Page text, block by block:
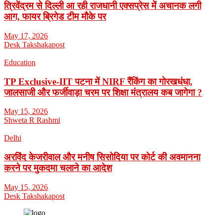
त्रिवेंद्रम से दिल्ली आ रही राजधानी एक्सप्रेस में अचानक लगी
आग, फायर ब्रिगेड टीम मौके पर
May 17, 2026
Desk Takshakapost
Education
TP Exclusive-IIT पटना में NIRF रैंकिंग का गोरखधंधा,
जालसाजी और फर्जीवाड़ा चरम पर शिक्षा मंत्रालय कब जागेगा ?
May 15, 2026
Shweta R Rashmi
Delhi
अरविंद केजरीवाल और मनीष सिसोदिया पर कोर्ट की अवमानना
करने पर मुकदमा चलाने का आदेश
May 15, 2026
Desk Takshakapost